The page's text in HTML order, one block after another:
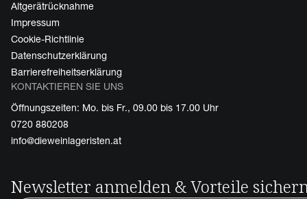
Altgerätrücknahme
Impressum
Cookie-Richtlinie
Datenschutzerklärung
Barrierefreiheitserklärung
KONTAKTIEREN SIE UNS
Öffnungszeiten: Mo. bis Fr., 09.00 bis 17.00 Uhr
0720 880208
info@dieweinlageristen.at
Newsletter anmelden & Vorteile